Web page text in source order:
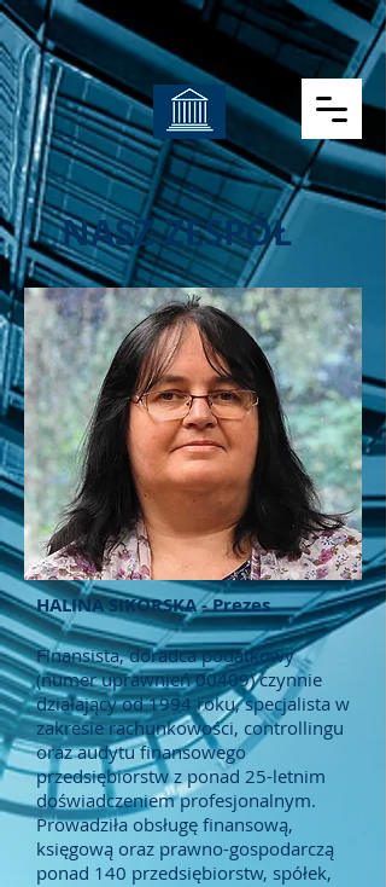
NASZ ZESPÓŁ
HALINA SIKORSKA - Prezes
Finansista, doradca podatkowy
(numer uprawnień 00409) czynnie
działający od 1994 roku, specjalista w
zakresie rachunkowości, controllingu
oraz audytu finansowego
przedsiębiorstw z ponad 25-letnim
doświadczeniem profesjonalnym.
Prowadziła obsługę finansową,
księgową oraz prawno-gospodarczą
ponad 140 przedsiębiorstw, spółek,